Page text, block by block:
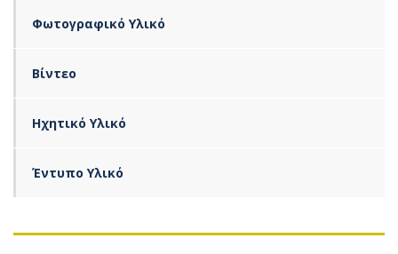
Φωτογραφικό Υλικό
Βίντεο
Ηχητικό Υλικό
Έντυπο Υλικό